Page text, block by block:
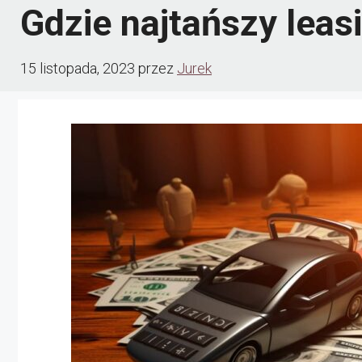
Gdzie najtańszy
15 listopada, 2023 przez Jurek